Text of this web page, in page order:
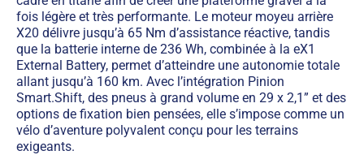
fois légère et très performante. Le moteur moyeu arrière
X20 délivre jusqu’à 65 Nm d’assistance réactive, tandis
que la batterie interne de 236 Wh, combinée à la eX1
External Battery, permet d’atteindre une autonomie totale
allant jusqu’à 160 km. Avec l’intégration Pinion
Smart.Shift, des pneus à grand volume en 29 x 2,1” et des
options de fixation bien pensées, elle s’impose comme un
vélo d’aventure polyvalent conçu pour les terrains
exigeants.